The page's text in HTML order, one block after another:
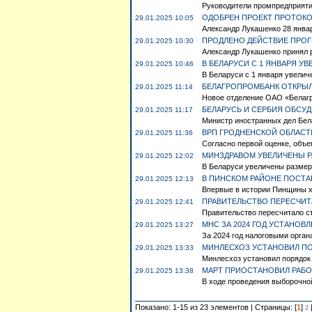
Руководители
29.01.2025 10:05
ОДОБРЕН ПРОЕКТ
Александр Лукашенко 28
29.01.2025 10:30
ПРОДЛЕНО ДЕЙСТВИЕ
Александр Лукашенко принял
29.01.2025 10:46
В БЕЛАРУСИ С 1 ЯНВАРЯ
В Беларуси с 1 января
29.01.2025 11:14
БЕЛАГРОПРОМБАНК
Новое отделение ОАО
29.01.2025 11:17
БЕЛАРУСЬ И СЕРБИЯ
Министр иностранных дел
29.01.2025 11:36
ВРП ГРОДНЕНСКОЙ
Согласно первой оценке,
29.01.2025 12:02
МИНЗДРАВОМ УВЕЛИЧЕНЫ
В Беларуси увеличены
29.01.2025 12:13
В ПИНСКОМ РАЙОНЕ
Впервые в истории Пинщины
29.01.2025 12:41
ПРАВИТЕЛЬСТВО
Правительство пересчитало
29.01.2025 13:27
МНС ЗА 2024 ГОД
За 2024 год налоговыми
29.01.2025 13:33
МИНЛЕСХОЗ УСТАНОВИЛ
Минлесхоз установил
29.01.2025 13:38
МАРТ ПРИОСТАНОВИЛ
В ходе проведения
Показано: 1-15 из 23 элементов | Страницы: [1] 2 |